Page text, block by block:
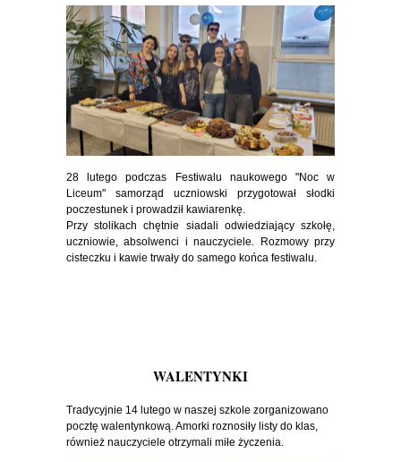
28 lutego podczas Festiwalu naukowego "Noc w
Liceum" samorząd uczniowski przygotował słodki
poczestunek i prowadził kawiarenkę.
Przy stolikach chętnie siadali odwiedziający szkołę,
uczniowie, absolwenci i nauczyciele. Rozmowy przy
cisteczku i kawie trwały do samego końca festiwalu.
WALENTYNKI
Tradycyjnie 14 lutego w naszej szkole zorganizowano
pocztę walentynkową. Amorki roznosiły listy do klas,
również nauczyciele otrzymali miłe życzenia.